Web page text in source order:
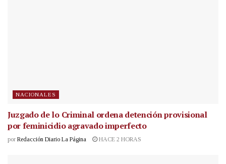
NACIONALES
Juzgado de lo Criminal ordena detención provisional
por feminicidio agravado imperfecto
por Redacción Diario La Página HACE 2 HORAS